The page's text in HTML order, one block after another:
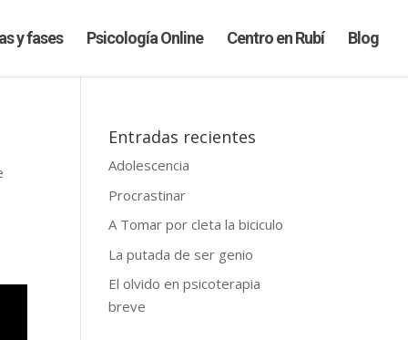
y fases Psicología Online Centro en Rubí Blog
Entradas recientes
Adolescencia
Procrastinar
A Tomar por cleta la biciculo
La putada de ser genio
El olvido en psicoterapia
breve